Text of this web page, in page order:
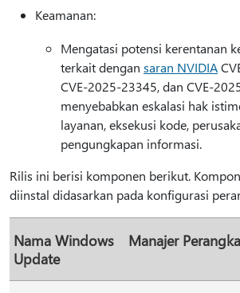
Keamanan:
Mengatasi potensi kerentanan
terkait dengan saran NVIDIA
CVE-2025-23345, dan CVE-
menyebabkan eskalasi hak
layanan, eksekusi kode,
pengungkapan informasi.
Rilis ini berisi komponen berikut.
diinstal didasarkan pada konfigurasi
Nama Windows
Update
Manajer